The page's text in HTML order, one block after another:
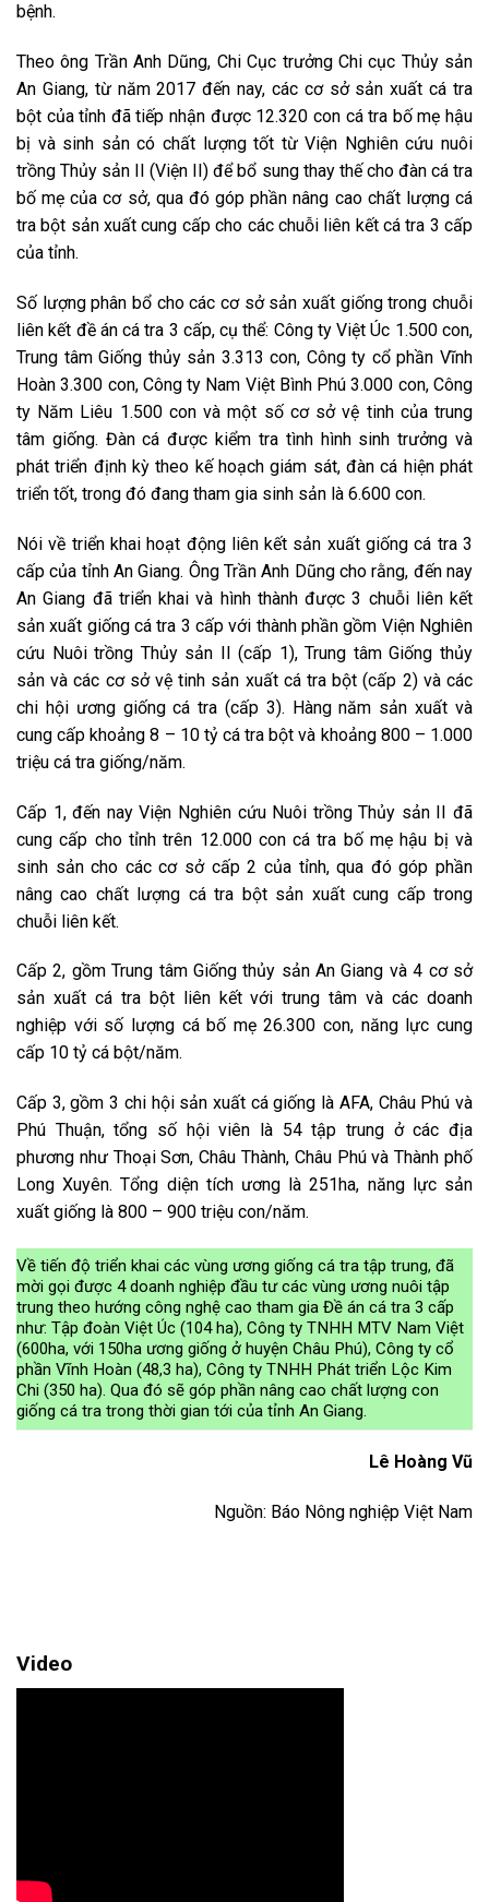
bệnh.
Theo ông Trần Anh Dũng, Chi Cục trưởng Chi cục Thủy sản
An Giang, từ năm 2017 đến nay, các cơ sở sản xuất cá tra
bột của tỉnh đã tiếp nhận được 12.320 con cá tra bố mẹ hậu
bị và sinh sản có chất lượng tốt từ Viện Nghiên cứu nuôi
trồng Thủy sản II (Viện II) để bổ sung thay thế cho đàn cá tra
bố mẹ của cơ sở, qua đó góp phần nâng cao chất lượng cá
tra bột sản xuất cung cấp cho các chuỗi liên kết cá tra 3 cấp
của tỉnh.
Số lượng phân bổ cho các cơ sở sản xuất giống trong chuỗi
liên kết đề án cá tra 3 cấp, cụ thể: Công ty Việt Úc 1.500 con,
Trung tâm Giống thủy sản 3.313 con, Công ty cổ phần Vĩnh
Hoàn 3.300 con, Công ty Nam Việt Bình Phú 3.000 con, Công
ty Năm Liêu 1.500 con và một số cơ sở vệ tinh của trung
tâm giống. Đàn cá được kiểm tra tình hình sinh trưởng và
phát triển định kỳ theo kế hoạch giám sát, đàn cá hiện phát
triển tốt, trong đó đang tham gia sinh sản là 6.600 con.
Nói về triển khai hoạt động liên kết sản xuất giống cá tra 3
cấp của tỉnh An Giang. Ông Trần Anh Dũng cho rằng, đến nay
An Giang đã triển khai và hình thành được 3 chuỗi liên kết
sản xuất giống cá tra 3 cấp với thành phần gồm Viện Nghiên
cứu Nuôi trồng Thủy sản II (cấp 1), Trung tâm Giống thủy
sản và các cơ sở vệ tinh sản xuất cá tra bột (cấp 2) và các
chi hội ương giống cá tra (cấp 3). Hàng năm sản xuất và
cung cấp khoảng 8 – 10 tỷ cá tra bột và khoảng 800 – 1.000
triệu cá tra giống/năm.
Cấp 1, đến nay Viện Nghiên cứu Nuôi trồng Thủy sản II đã
cung cấp cho tỉnh trên 12.000 con cá tra bố mẹ hậu bị và
sinh sản cho các cơ sở cấp 2 của tỉnh, qua đó góp phần
nâng cao chất lượng cá tra bột sản xuất cung cấp trong
chuỗi liên kết.
Cấp 2, gồm Trung tâm Giống thủy sản An Giang và 4 cơ sở
sản xuất cá tra bột liên kết với trung tâm và các doanh
nghiệp với số lượng cá bố mẹ 26.300 con, năng lực cung
cấp 10 tỷ cá bột/năm.
Cấp 3, gồm 3 chi hội sản xuất cá giống là AFA, Châu Phú và
Phú Thuận, tổng số hội viên là 54 tập trung ở các địa
phương như Thoại Sơn, Châu Thành, Châu Phú và Thành phố
Long Xuyên. Tổng diện tích ương là 251ha, năng lực sản
xuất giống là 800 – 900 triệu con/năm.
Về tiến độ triển khai các vùng ương giống cá tra tập trung, đã
mời gọi được 4 doanh nghiệp đầu tư các vùng ương nuôi tập
trung theo hướng công nghệ cao tham gia Đề án cá tra 3 cấp
như: Tập đoàn Việt Úc (104 ha), Công ty TNHH MTV Nam Việt
(600ha, với 150ha ương giống ở huyện Châu Phú), Công ty cổ
phần Vĩnh Hoàn (48,3 ha), Công ty TNHH Phát triển Lộc Kim
Chi (350 ha). Qua đó sẽ góp phần nâng cao chất lượng con
giống cá tra trong thời gian tới của tỉnh An Giang.
Lê Hoàng Vũ
Nguồn: Báo Nông nghiệp Việt Nam
Video